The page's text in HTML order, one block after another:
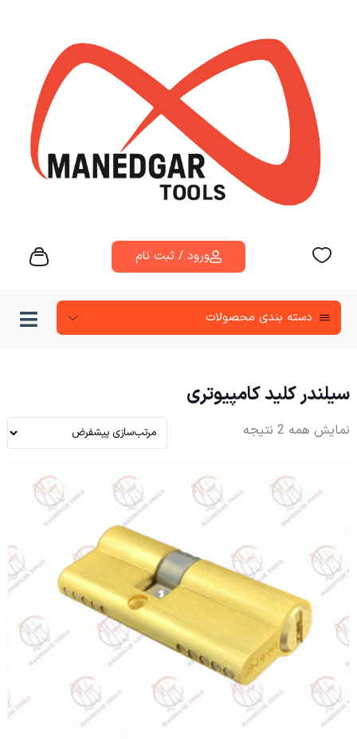
ورود / ثبت نام
دسته‌ بندی محصولات
سیلندر کلید کامپیوتری
نمایش همه 2 نتیجه